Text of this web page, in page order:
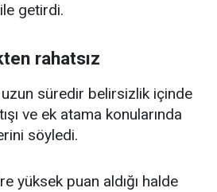
getirdi.
rahatsız
uzun süredir belirsizlik içinde
ve ek atama konularında
söyledi.
yüksek puan aldığı halde